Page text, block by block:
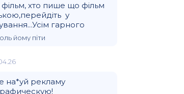
хто пише що фільм
у
гарного
йому піти
на*уй рекламу